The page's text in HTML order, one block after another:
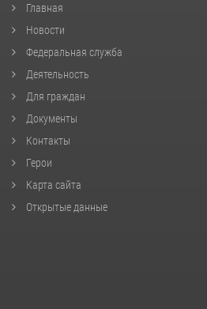
Главная
Новости
Федеральная служба
Деятельность
Для граждан
Документы
Контакты
Герои
Карта сайта
Открытые данные